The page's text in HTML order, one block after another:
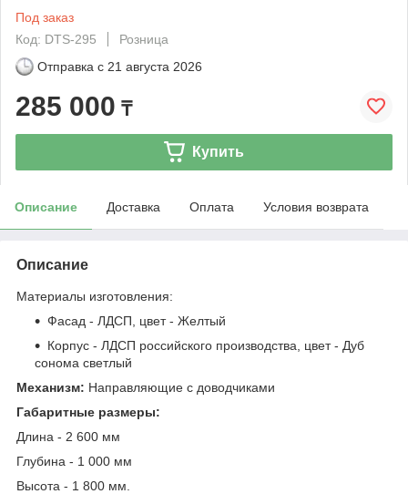
Под заказ
Код: DTS-295
Розница
Отправка с 21 августа 2026
285 000 ₸
Купить
Описание Доставка Оплата Условия возврата
Описание
Материалы изготовления:
Фасад - ЛДСП, цвет - Желтый
Корпус - ЛДСП российского производства, цвет - Дуб
сонома светлый
Механизм: Направляющие с доводчиками
Габаритные размеры:
Длина - 2 600 мм
Глубина - 1 000 мм
Высота - 1 800 мм.